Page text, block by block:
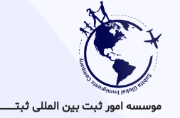
موسسه امور ثبت بین المللی